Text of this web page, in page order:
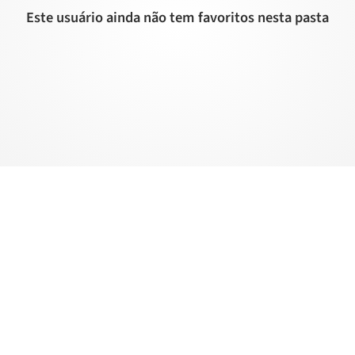
Este usuário ainda não tem favoritos nesta pasta